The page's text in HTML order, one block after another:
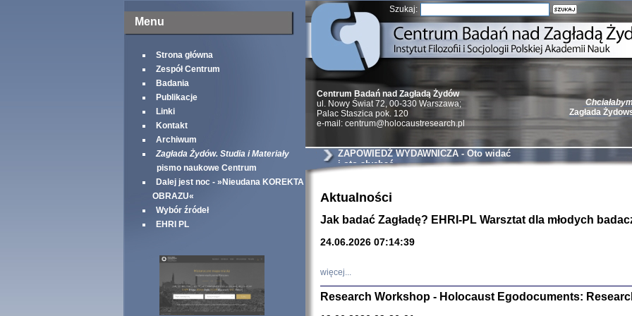
Menu
Strona główna
Zespół Centrum
Badania
Publikacje
Linki
Kontakt
Archiwum
Zagłada Żydów. Studia i Materiały
pismo naukowe Centrum
Dalej jest noc - »Nieudana KOREKTA
OBRAZU«
Wybór źródeł
EHRI PL
Szukaj:
Zagłada
Natalia Aleksiun,
Deborah Dash
Turski, Laurence
Centrum Badań nad Zagładą Żydów
ul. Nowy Świat 72, 00-330 Warszawa;
Palac Staszica pok. 120
e-mail: centrum@holocaustresearch.pl
ZAPOWIEDŹ WYDAWNICZA - Oto widać
i oto słychać
Aktualności
Jak badać Zagładę? EHRI-PL Warsztat dla młodych
24.06.2026 07:14:39
więcej...
Research Workshop - Holocaust Egodocuments: